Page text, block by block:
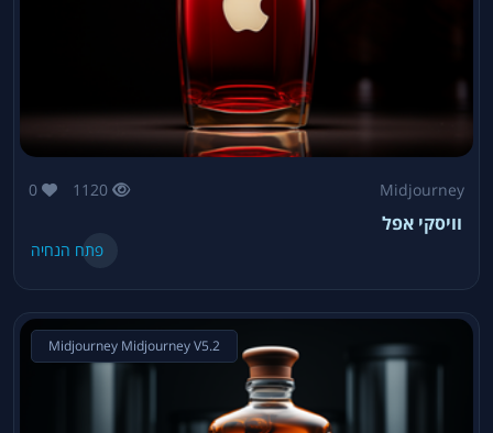
Midjourney
1120
0
וויסקי אפל
פתח הנחיה
Midjourney Midjourney V5.2